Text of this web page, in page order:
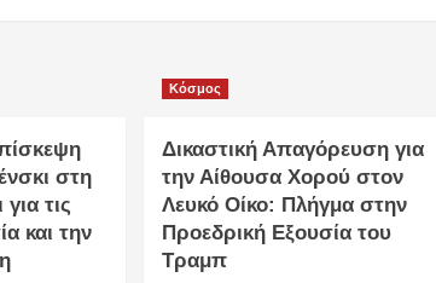
στη
τις
και την
Κόσμος
Δικαστική Απαγόρευση για
την Αίθουσα Χορού στον
Λευκό Οίκο: Πλήγμα στην
Προεδρική Εξουσία του
Τραμπ